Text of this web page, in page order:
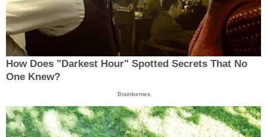
How Does "Darkest Hour" Spotted Secrets That No
One Knew?
Brainberries